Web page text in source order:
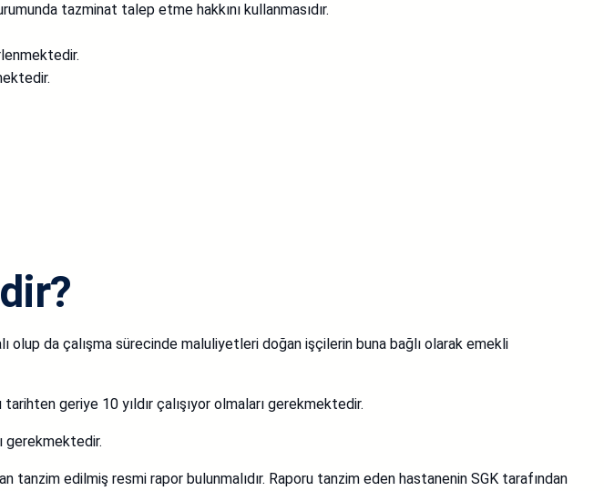
tazminat talep etme hakkını kullanmasıdır.
olup da çalışma sürecinde maluliyetleri doğan işçilerin buna bağlı olarak emekli
geriye 10 yıldır çalışıyor olmaları gerekmektedir.
gerekmektedir.
edilmiş resmi rapor bulunmalıdır. Raporu tanzim eden hastanenin SGK tarafından